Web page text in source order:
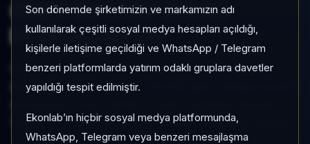
Son dönemde şirketimizin ve markamızın adı
kullanılarak çeşitli sosyal medya hesapları açıldığı,
kişilerle iletişime geçildiği ve WhatsApp / Telegram
benzeri platformlarda yatırım odaklı gruplara davetler
yapıldığı tespit edilmiştir.
Ekonlab’ın hiçbir sosyal medya platformunda,
WhatsApp, Telegram veya benzeri mesajlaşma
ONE PORTFÖY İKİNCİ
DEĞİŞKEN FON
ONE PORTFÖY İKİNCİ DEĞİŞKEN FON, Değişken
kategorisinde son 1 ayda +%3,58 getiri, kategori içinde
Yoğun KAP KAP yoğunluğu ile izlenebilen bir fondur.